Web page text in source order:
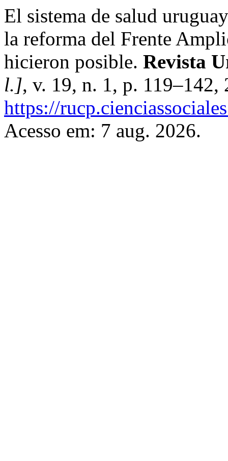
El sistema de salud
la reforma del Frente
hicieron posible. Revista
l.], v. 19, n. 1, p.
https://
Acesso em: 7 aug. 2026.